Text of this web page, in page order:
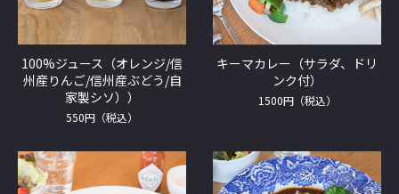
100%ジュース（オレンジ/信
州産りんご/信州産ぶどう/自
家製シソ））
550円（税込）
キーマカレー（サラダ、ドリ
ンク付）
1500円（税込）